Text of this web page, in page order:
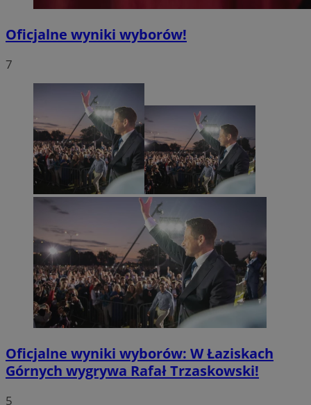
Oficjalne wyniki wyborów!
7
Oficjalne wyniki wyborów: W Łaziskach
Górnych wygrywa Rafał Trzaskowski!
5